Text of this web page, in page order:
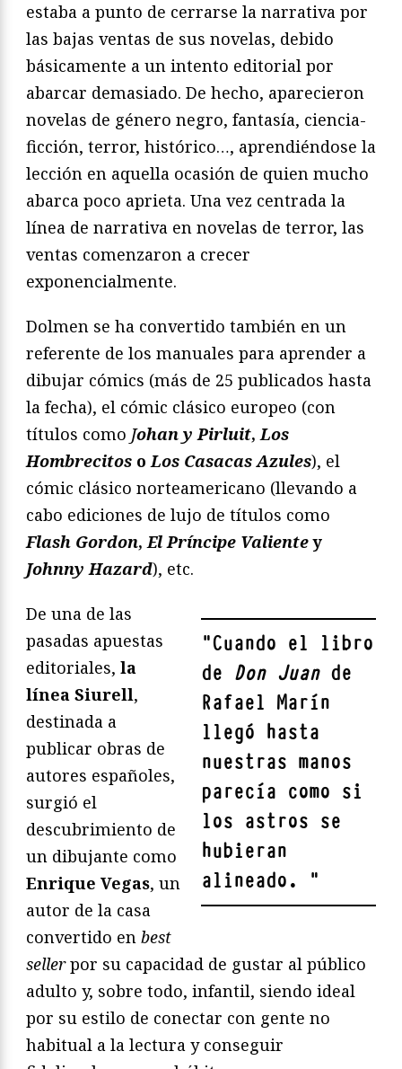
estaba a punto de cerrarse la narrativa por
las bajas ventas de sus novelas, debido
básicamente a un intento editorial por
abarcar demasiado. De hecho, aparecieron
novelas de género negro, fantasía, ciencia-
ficción, terror, histórico…, aprendiéndose la
lección en aquella ocasión de quien mucho
abarca poco aprieta. Una vez centrada la
línea de narrativa en novelas de terror, las
ventas comenzaron a crecer
exponencialmente.
Dolmen se ha convertido también en un
referente de los manuales para aprender a
dibujar cómics (más de 25 publicados hasta
la fecha), el cómic clásico europeo (con
títulos como Johan y Pirluit,Los
Hombrecitos oLos Casacas Azules), el
cómic clásico norteamericano (llevando a
cabo ediciones de lujo de títulos como
Flash Gordon,El Príncipe Valientey
Johnny Hazard), etc.
"Cuando el libro
de Don Juande
Rafael Marín
llegó hasta
nuestras manos
parecía como si
los astros se
hubieran
alineado.
"
De una de las
pasadas apuestas
editoriales, la
línea Siurell,
destinada a
publicar obras de
autores españoles,
surgió el
descubrimiento de
un dibujante como
Enrique Vegas, un
autor de la casa
convertido en best
sellerpor su capacidad de gustar al público
adulto y, sobre todo, infantil, siendo ideal
por su estilo de conectar con gente no
habitual a la lectura y conseguir